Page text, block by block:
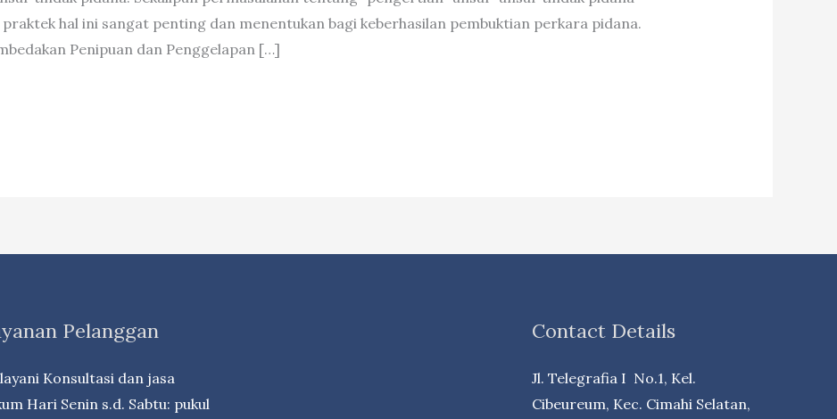
hal ini sangat penting dan menentukan bagi keberhasilan pembuktian perkara pidana.
Penipuan dan Penggelapan […]
Pelanggan
Konsultasi dan jasa
Hari Senin s.d. Sabtu: pukul
Contact Details
Jl. Telegrafia I No.1, Kel.
Cibeureum, Kec. Cimahi Selatan,